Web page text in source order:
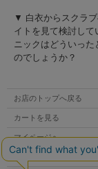
▼ 白衣からスクラ
イトを見て検討して
ニックはどういっ
のでしょうか？
お店のトップへ戻る
カートを見る
マイページへ